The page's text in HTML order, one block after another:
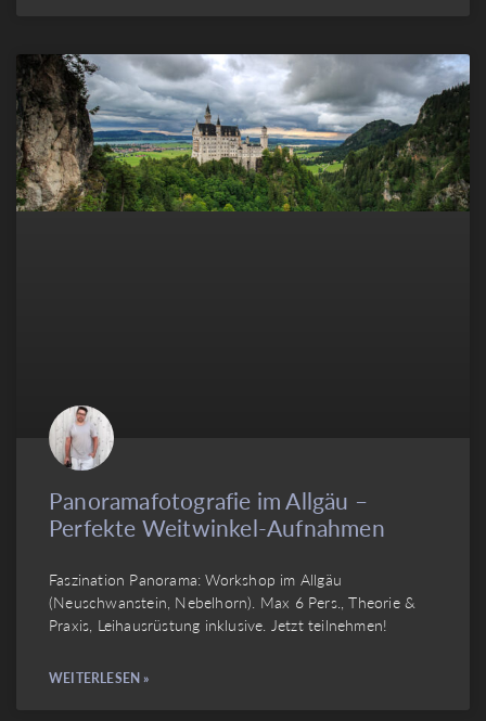
Panoramafotografie im Allgäu –
Perfekte Weitwinkel-Aufnahmen
Faszination Panorama: Workshop im Allgäu
(Neuschwanstein, Nebelhorn). Max 6 Pers., Theorie &
Praxis, Leihausrüstung inklusive. Jetzt teilnehmen!
WEITERLESEN »